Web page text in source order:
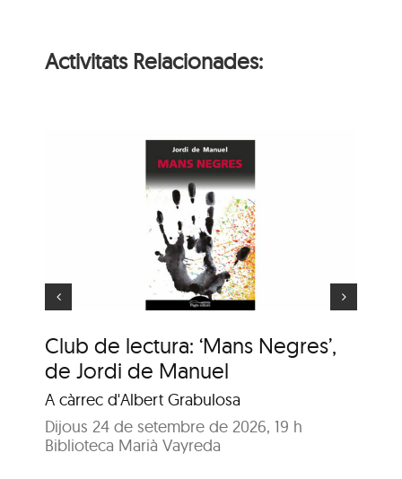
Activitats Relacionades:
Club de lectura: ‘Mans Negres’,
de Jordi de Manuel
A càrrec d'Albert Grabulosa
Dijous 24 de setembre de 2026, 19 h
Biblioteca Marià Vayreda
Animaler